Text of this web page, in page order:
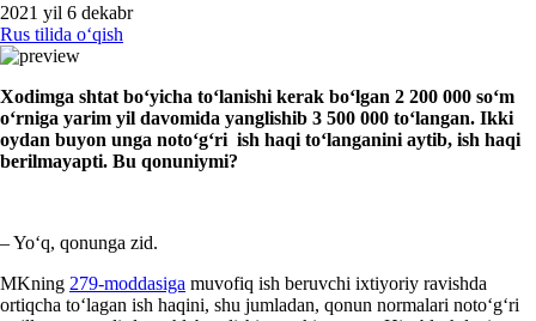
2021 yil 6 dekabr
Rus tilida oʻqish
Xodimga shtat boʻyicha toʻlanishi kerak boʻlgan 2 200 000 soʻm
oʻrniga yarim yil davomida yanglishib 3 500 000 toʻlangan. Ikki
oydan buyon unga notoʻgʻri ish haqi toʻlanganini aytib, ish haqi
berilmayapti. Bu qonuniymi?
– Yoʻq, qonunga zid.
MKning 279-moddasiga muvofiq ish beruvchi iхtiyoriy ravishda
ortiqcha toʻlagan ish haqini, shu jumladan, qonun normalari notoʻgʻri